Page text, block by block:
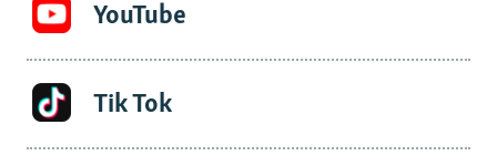
YouTube
Tik Tok